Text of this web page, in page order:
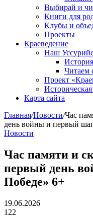
Выбирай и
Книги для
Клубы и
Проекты
Краеведение
Наш
Читаем
Проект
Карта сайта
Главная/Новости/Час
день войны и первый
Новости
Час памяти и
первый день
Победе» 6+
19.06.2026
122